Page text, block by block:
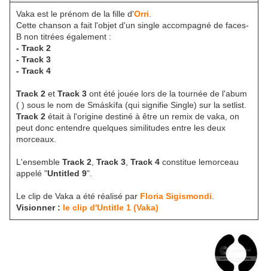
Vaka est le prénom de la fille d'Orri
Cette chanson a fait l'objet d'un single accompagné de faces-
B non titrées également :
- Track 2
- Track 3
- Track 4
Track 2 et Track 3 ont été jouée lors de la tournée de l'abum
( ) sous le nom de Smáskífa (qui signifie Single) sur la setlist.
Track 2 était à l'origine destiné à être un remix de vaka, on
peut donc entendre quelques similitudes entre les deux
morceaux.
L'ensemble Track 2 Track 3 Track 4 constitue lemorceau
appelé "Untitled 9".
Le clip de Vaka a été réalisé par Floria Sigismondi
Visionner : le clip d'Untitle 1 (Vaka)